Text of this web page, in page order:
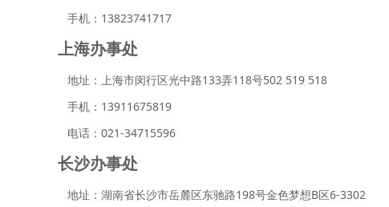
手机：13823741717
上海办事处
地址：上海市闵行区光中路133弄118号502 519 518
手机：13911675819
电话：021-34715596
长沙办事处
地址：湖南省长沙市岳麓区东驰路198号金色梦想B区6-3302